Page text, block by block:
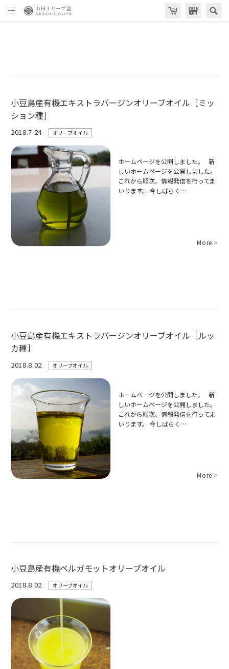
小豆島産有機エキストラバージンオリーブオイル［ミッ
ション種］
2018.7.24 オリーブオイル
ホームページを公開しました。 新
しいホームページを公開しました。
これから順次、情報発信を行ってま
いります。 今しばらく…
More >
小豆島産有機エキストラバージンオリーブオイル［ルッ
カ種］
2018.8.02 オリーブオイル
ホームページを公開しました。 新
しいホームページを公開しました。
これから順次、情報発信を行ってま
いります。 今しばらく…
More >
小豆島産有機ベルガモットオリーブオイル
2018.8.02 オリーブオイル